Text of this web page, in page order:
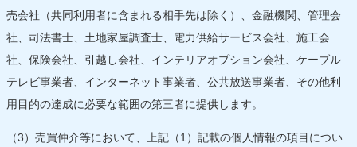
売会社（共同利用者に含まれる相手先は除く）、金融機関、管理会
社、司法書士、土地家屋調査士、電力供給サービス会社、施工会
社、保険会社、引越し会社、インテリアオプション会社、ケーブル
テレビ事業者、インターネット事業者、公共放送事業者、その他利
用目的の達成に必要な範囲の第三者に提供します。
（3）売買仲介等において、上記（1）記載の個人情報の項目につい